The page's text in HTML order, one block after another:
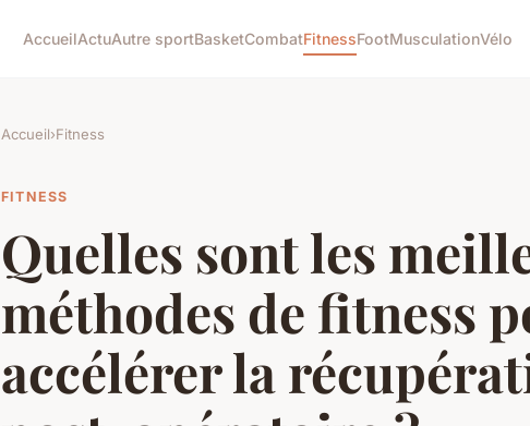
AccueilActuAutre sportBasketCombatFitnessFootMusculationVélo
Accueil›Fitness
FITNESS
Quelles sont les
méthodes de fitness
accélérer la